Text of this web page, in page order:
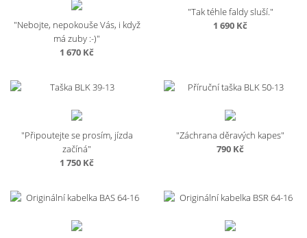
"Nebojte, nepokouše Vás, i když
má zuby :-)"
1 670 Kč
"Tak téhle faldy sluší."
1 690 Kč
"Připoutejte se prosím, jízda
začíná"
1 750 Kč
"Záchrana děravých kapes"
790 Kč